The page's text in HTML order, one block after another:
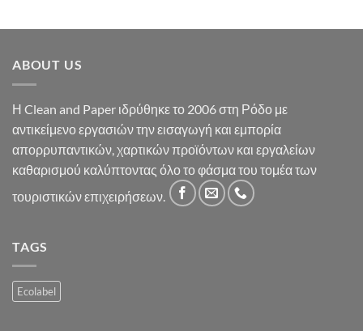
ABOUT US
Η Clean and Paper ιδρύθηκε το 2006 στη Ρόδο με
αντικείμενο εργασιών την εισαγωγή και εμπορία
απορρυπαντικών, χαρτικών προϊόντων και εργαλείων
καθαρισμού καλύπτοντας όλο το φάσμα του τομέα των
τουριστικών επιχειρήσεων.
TAGS
Ecolabel